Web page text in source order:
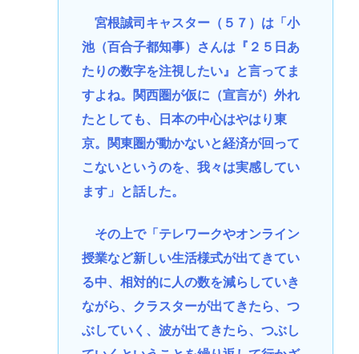
宮根誠司キャスター（５７）は「小
池（百合子都知事）さんは『２５日あ
たりの数字を注視したい』と言ってま
すよね。関西圏が仮に（宣言が）外れ
たとしても、日本の中心はやはり東
京。関東圏が動かないと経済が回って
こないというのを、我々は実感してい
ます」と話した。
その上で「テレワークやオンライン
授業など新しい生活様式が出てきてい
る中、相対的に人の数を減らしていき
ながら、クラスターが出てきたら、つ
ぶしていく、波が出てきたら、つぶし